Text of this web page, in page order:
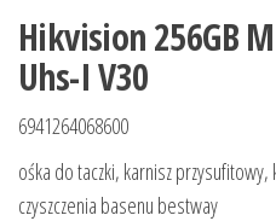
Hikvision 256GB
Uhs-I V30
6941264068600
ośka do taczki, karnisz
czyszczenia basenu bestway